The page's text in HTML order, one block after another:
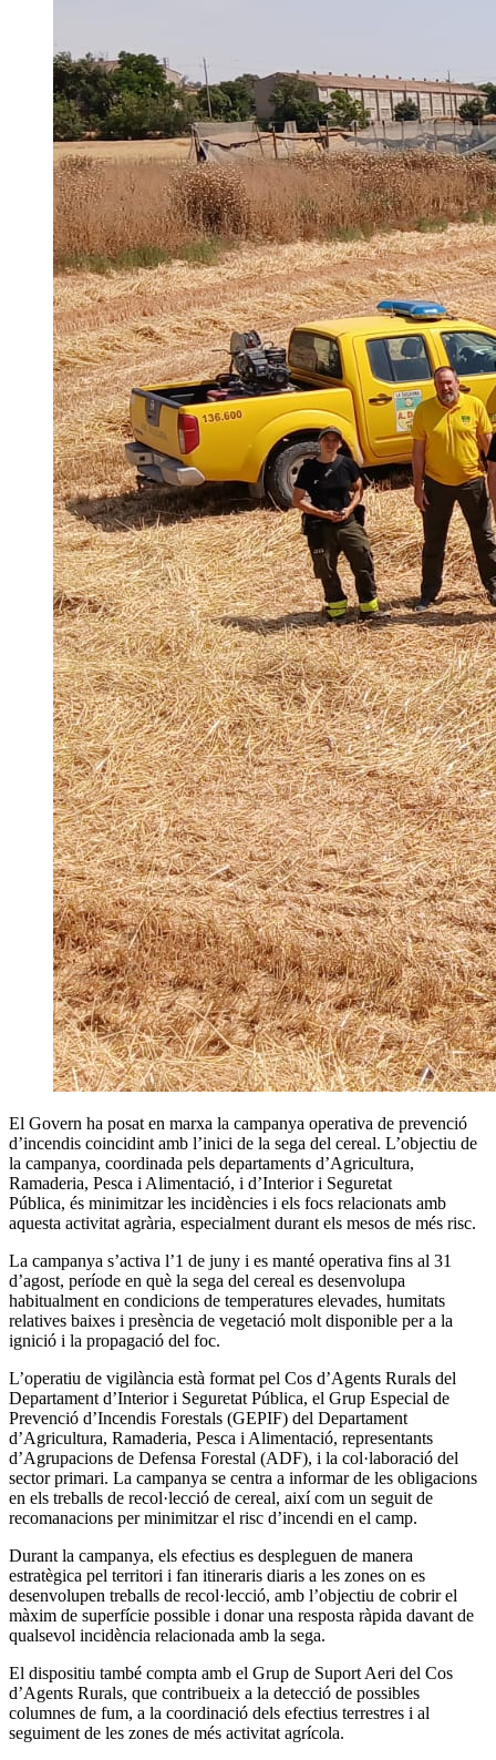
El Govern ha posat en marxa la campanya operativa de prevenció
d’incendis coincidint amb l’inici de la sega del cereal. L’objectiu de
la campanya, coordinada pels departaments d’Agricultura,
Ramaderia, Pesca i Alimentació, i d’Interior i Seguretat
Pública, és minimitzar les incidències i els focs relacionats amb
aquesta activitat agrària, especialment durant els mesos de més risc.
La campanya s’activa l’1 de juny i es manté operativa fins al 31
d’agost, període en què la sega del cereal es desenvolupa
habitualment en condicions de temperatures elevades, humitats
relatives baixes i presència de vegetació molt disponible per a la
ignició i la propagació del foc.
L’operatiu de vigilància està format pel Cos d’Agents Rurals del
Departament d’Interior i Seguretat Pública, el Grup Especial de
Prevenció d’Incendis Forestals (GEPIF) del Departament
d’Agricultura, Ramaderia, Pesca i Alimentació, representants
d’Agrupacions de Defensa Forestal (ADF), i la col·laboració del
sector primari. La campanya se centra a informar de les obligacions
en els treballs de recol·lecció de cereal, així com un seguit de
recomanacions per minimitzar el risc d’incendi en el camp.
Durant la campanya, els efectius es despleguen de manera
estratègica pel territori i fan itineraris diaris a les zones on es
desenvolupen treballs de recol·lecció, amb l’objectiu de cobrir el
màxim de superfície possible i donar una resposta ràpida davant de
qualsevol incidència relacionada amb la sega.
El dispositiu també compta amb el Grup de Suport Aeri del Cos
d’Agents Rurals, que contribueix a la detecció de possibles
columnes de fum, a la coordinació dels efectius terrestres i al
seguiment de les zones de més activitat agrícola.